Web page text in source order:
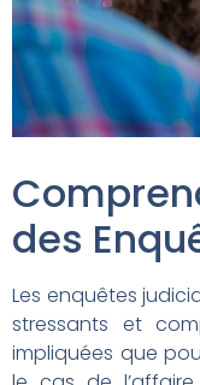
des
Les enquêtes
stressants et
impliquées que